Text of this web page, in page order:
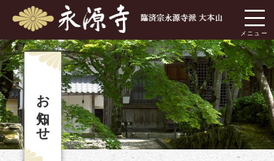
お知らせ